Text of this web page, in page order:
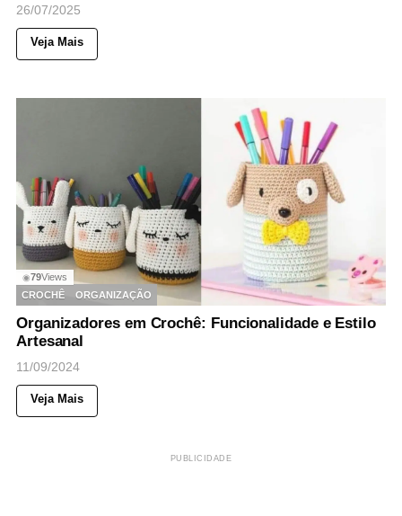
26/07/2025
Veja Mais
◉79Views
CROCHÊ
ORGANIZAÇÃO
Organizadores em Crochê: Funcionalidade e Estilo
Artesanal
11/09/2024
Veja Mais
PUBLICIDADE